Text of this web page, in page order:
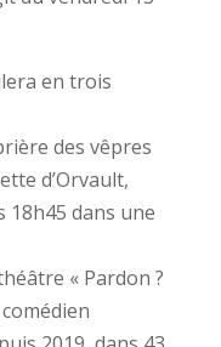
en trois
des vêpres
d’Orvault,
18h45 dans une
« Pardon ?